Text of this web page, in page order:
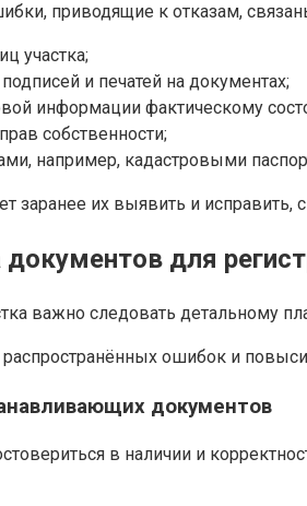
приводящие к отказам,
участка;
и печатей на документах;
информации фактическому
собственности;
например, кадастровыми
заранее их выявить и исправить,
для
важно следовать детальному
распространённых ошибок и
документов
в наличии и